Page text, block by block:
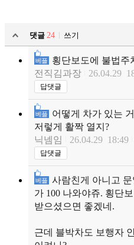
댓글 24
쓰기
베플
횡단보도에 불법주
전직김과장
26.04.29
답댓글
베플
어떻게 차가 있는
저렇게 활짝 열지?
닉넴임
26.04.29 18:49
답댓글
베플
사람친게 아니고
가 100 나와야쥬. 횡단
받으셨으면 좋겠네.
근데 블박차도 보행자